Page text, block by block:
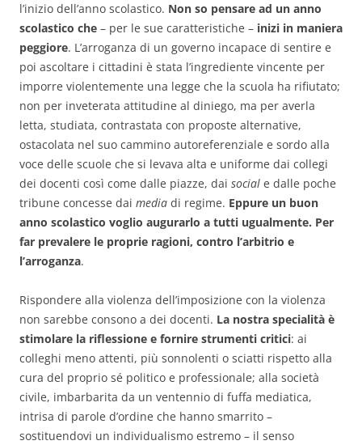
l’inizio dell’anno scolastico. Non so pensare ad un anno
scolastico che – per le sue caratteristiche – inizi in maniera
peggiore. L’arroganza di un governo incapace di sentire e
poi ascoltare i cittadini è stata l’ingrediente vincente per
imporre violentemente una legge che la scuola ha rifiutato;
non per inveterata attitudine al diniego, ma per averla
letta, studiata, contrastata con proposte alternative,
ostacolata nel suo cammino autoreferenziale e sordo alla
voce delle scuole che si levava alta e uniforme dai collegi
dei docenti così come dalle piazze, dai social e dalle poche
tribune concesse dai media di regime. Eppure un buon
anno scolastico voglio augurarlo a tutti ugualmente. Per
far prevalere le proprie ragioni, contro l’arbitrio e
l’arroganza.
Rispondere alla violenza dell’imposizione con la violenza
non sarebbe consono a dei docenti. La nostra specialità è
stimolare la riflessione e fornire strumenti critici: ai
colleghi meno attenti, più sonnolenti o sciatti rispetto alla
cura del proprio sé politico e professionale; alla società
civile, imbarbarita da un ventennio di fuffa mediatica,
intrisa di parole d’ordine che hanno smarrito –
sostituendovi un individualismo estremo – il senso